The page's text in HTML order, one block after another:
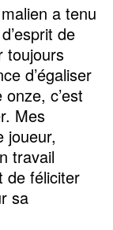
a tenu
de
toujours
d’égaliser
c’est
Mes
joueur,
travail
de féliciter
sa